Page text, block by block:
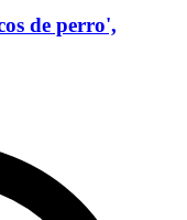
de perro',